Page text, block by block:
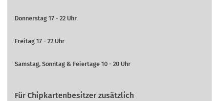
Donnerstag 17 - 22 Uhr
Freitag 17 - 22 Uhr
Samstag, Sonntag & Feiertage 10 - 20 Uhr
Für Chipkartenbesitzer zusätzlich